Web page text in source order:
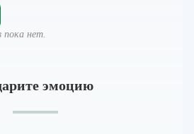
пока нет.
эмоцию